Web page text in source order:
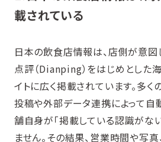
載されている
日本の飲食店情報は、店側が意図
点評（Dianping）をはじめとし
イトに広く掲載されています。多
投稿や外部データ連携によって自
舗自身が「掲載している認識がな
ません。その結果、営業時間や写